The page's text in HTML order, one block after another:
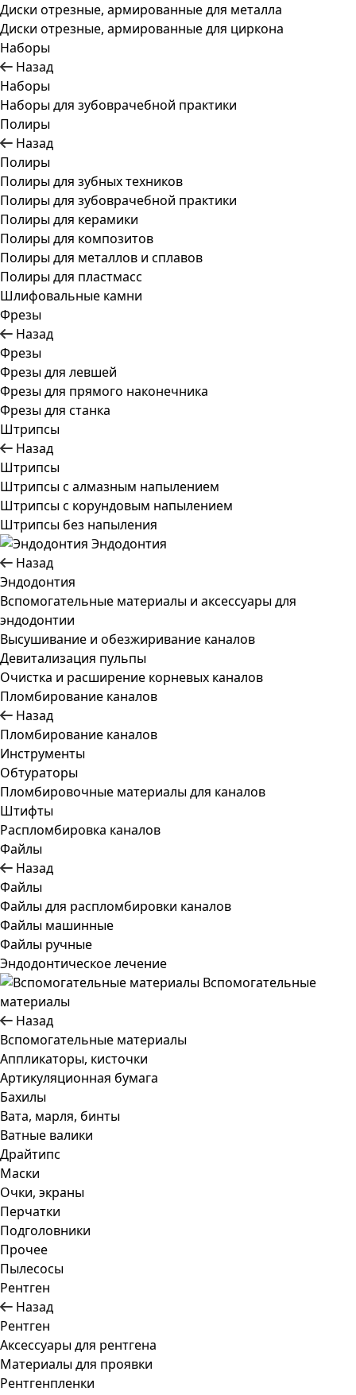
Диски отрезные, армированные для металла
Диски отрезные, армированные для циркона
Наборы
Назад
Наборы
Наборы для зубоврачебной практики
Полиры
Назад
Полиры
Полиры для зубных техников
Полиры для зубоврачебной практики
Полиры для керамики
Полиры для композитов
Полиры для металлов и сплавов
Полиры для пластмасс
Шлифовальные камни
Фрезы
Назад
Фрезы
Фрезы для левшей
Фрезы для прямого наконечника
Фрезы для станка
Штрипсы
Назад
Штрипсы
Штрипсы c алмазным напылением
Штрипсы c корундовым напылением
Штрипсы без напыления
Эндодонтия
Назад
Эндодонтия
Вспомогательные материалы и аксессуары для
эндодонтии
Высушивание и обезжиривание каналов
Девитализация пульпы
Очистка и расширение корневых каналов
Пломбирование каналов
Назад
Пломбирование каналов
Инструменты
Обтураторы
Пломбировочные материалы для каналов
Штифты
Распломбировка каналов
Файлы
Назад
Файлы
Файлы для распломбировки каналов
Файлы машинные
Файлы ручные
Эндодонтическое лечение
Вспомогательные
материалы
Назад
Вспомогательные материалы
Аппликаторы, кисточки
Артикуляционная бумага
Бахилы
Вата, марля, бинты
Ватные валики
Драйтипс
Маски
Очки, экраны
Перчатки
Подголовники
Прочее
Пылесосы
Рентген
Назад
Рентген
Аксессуары для рентгена
Материалы для проявки
Рентгенпленки